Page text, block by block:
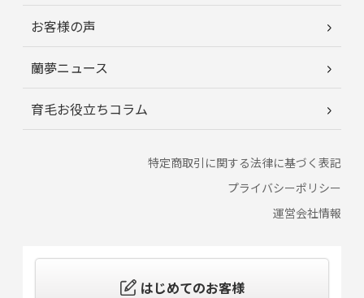
お客様の声
蘭夢ニュース
育毛お役立ちコラム
特定商取引に関する法律に基づく表記
プライバシーポリシー
運営会社情報
はじめてのお客様